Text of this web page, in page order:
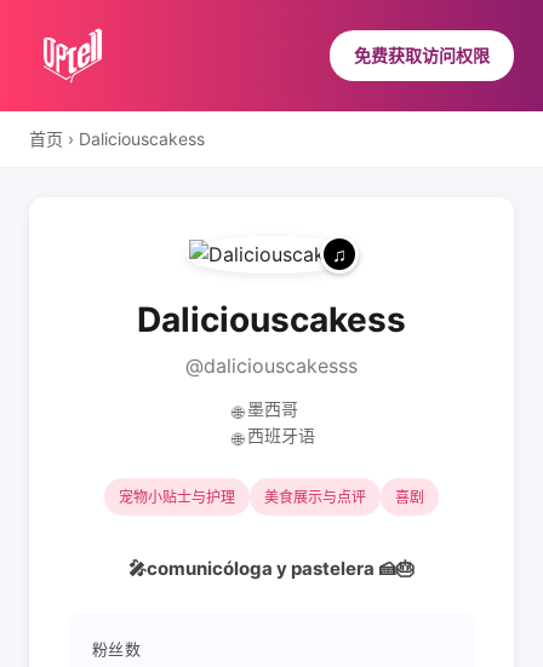
免费获取访问权限
首页 › Daliciouscakess
Daliciouscakess
@daliciouscakesss
🌐 墨西哥
🌐 西班牙语
宠物小贴士与护理 美食展示与点评 喜剧
🎤comunicóloga y pastelera 🍰🎂
粉丝数